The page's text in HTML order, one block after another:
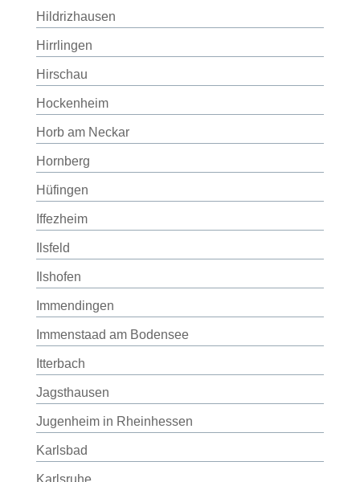
Hildrizhausen
Hirrlingen
Hirschau
Hockenheim
Horb am Neckar
Hornberg
Hüfingen
Iffezheim
Ilsfeld
Ilshofen
Immendingen
Immenstaad am Bodensee
Itterbach
Jagsthausen
Jugenheim in Rheinhessen
Karlsbad
Karlsruhe